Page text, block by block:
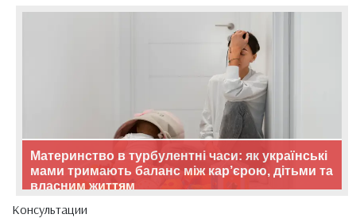
Материнство в турбулентні часи: як українські
мами тримають баланс між кар’єрою, дітьми та
власним життям
Консультации